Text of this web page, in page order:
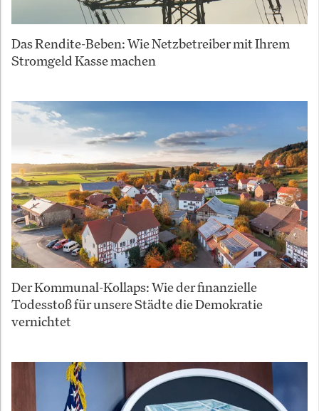
Das Rendite-Beben: Wie Netzbetreiber mit Ihrem
Stromgeld Kasse machen
Der Kommunal-Kollaps: Wie der finanzielle
Todesstoß für unsere Städte die Demokratie
vernichtet